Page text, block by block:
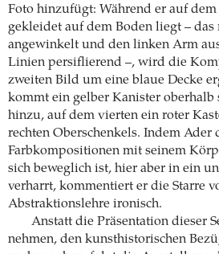
Foto hinzufügt: Während er auf dem
gekleidet auf dem Boden liegt – das
angewinkelt und den linken Arm
Linien persiflierend –, wird die
zweiten Bild um eine blaue Decke
kommt ein gelber Kanister oberhalb
hinzu, auf dem vierten ein roter
rechten Oberschenkels. Indem Ader
Farbkompositionen mit seinem
sich beweglich ist, hier aber in ein
verharrt, kommentiert er die Starre
Abstraktionslehre ironisch.
Anstatt die Präsentation dieser
nehmen, den kunsthistorischen